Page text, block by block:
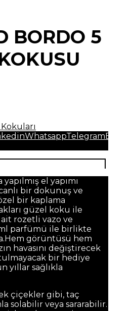
BORDO 5
WhatsappTelegramE-
el yapımı
bir dokunuş ve
bir kaplama
güzel koku ile
ait rozetli vazo ve
parfümü ile birlikte
görüntüsü hem
havasını değiştirecek
bir hediye
yıllar sağlıkla
çiçekler gibi, taç
solabilir veya sararabilir.